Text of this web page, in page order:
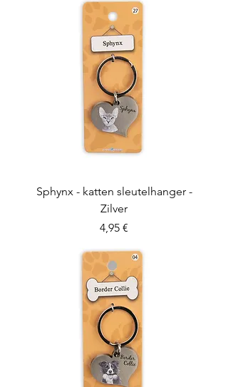
Sphynx - katten sleutelhanger -
Zilver
Preis
4,95 €